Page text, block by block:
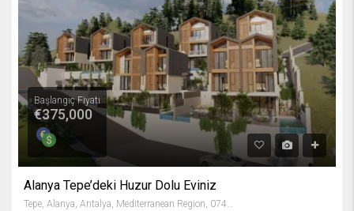
Başlangıç Fiyatı
€375,000
Alanya Tepe’deki Huzur Dolu Eviniz
Tepe, Alanya, Antalya, Mediterranean Region, 07400, Turkey